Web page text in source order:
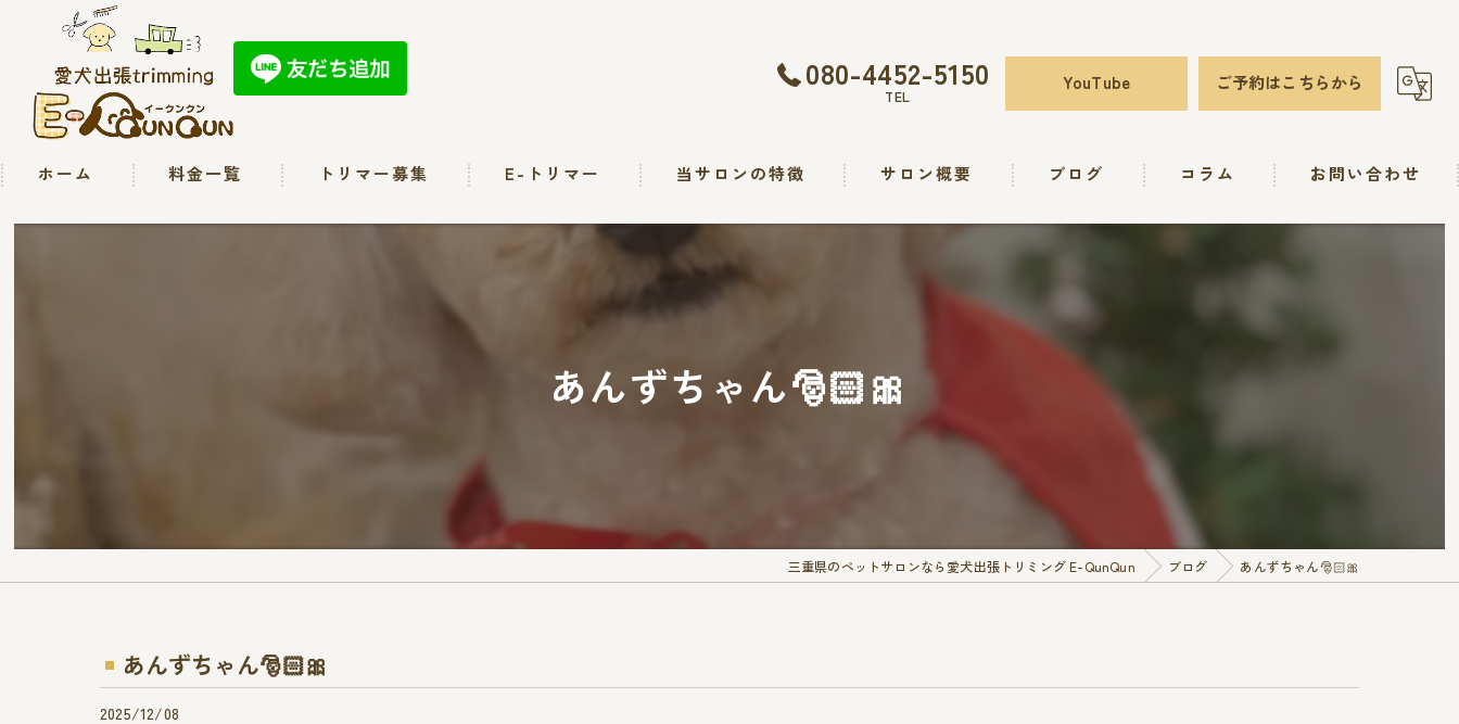
080-4452-5150
TEL
YouTube ご予約はこちらから
ホーム 料金一覧 トリマー募集 E-トリマー 当サロンの特徴
トリミング
カット
出張
サロン概要 ブログ コラム お問い合わせ
あんずちゃん🎅🏻🎀
三重県のペットサロンなら愛犬出張トリミング E-QunQun ブログ あんずちゃん🎅🏻🎀
あんずちゃん🎅🏻🎀
2025/12/08